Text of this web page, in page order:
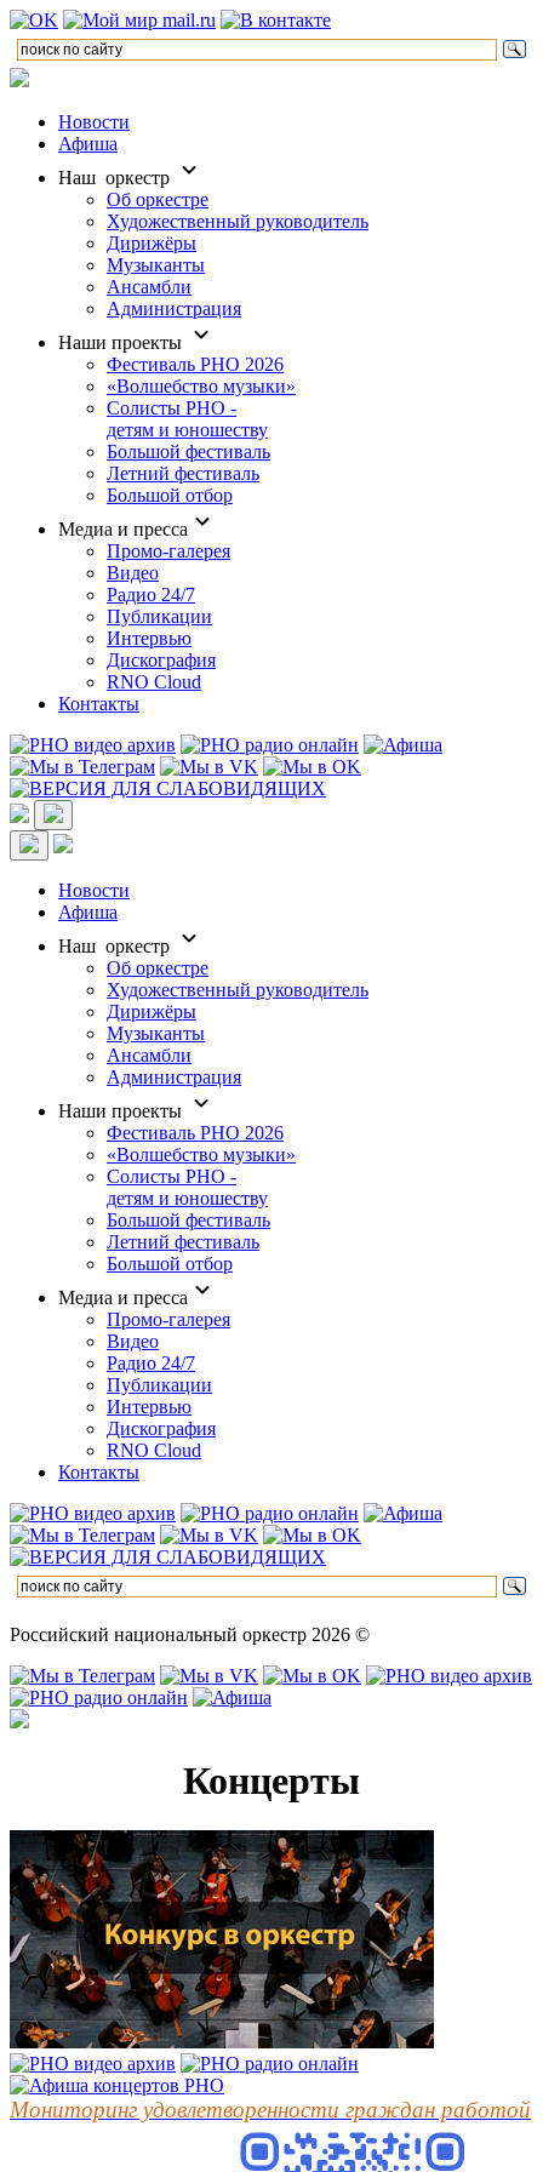
Новости
Афиша
Наш оркестр
Об оркестре
Художественный руководитель
Дирижёры
Музыканты
Ансамбли
Администрация
Наши проекты
Фестиваль РНО 2026
«Волшебство музыки»
Солисты РНО -
детям и юношеству
Большой фестиваль
Летний фестиваль
Большой отбор
Медиа и пресса
Промо-галерея
Видео
Радио 24/7
Публикации
Интервью
Дискография
RNO Cloud
Контакты
Новости
Афиша
Наш оркестр
Об оркестре
Художественный руководитель
Дирижёры
Музыканты
Ансамбли
Администрация
Наши проекты
Фестиваль РНО 2026
«Волшебство музыки»
Солисты РНО -
детям и юношеству
Большой фестиваль
Летний фестиваль
Большой отбор
Медиа и пресса
Промо-галерея
Видео
Радио 24/7
Публикации
Интервью
Дискография
RNO Cloud
Контакты
Российский национальный оркестр 2026 ©
Концерты
Мониторинг удовлетворенности граждан работой